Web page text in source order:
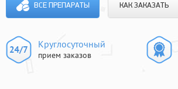
ВСЕ ПРЕПАРАТЫ КАК ЗАКАЗАТЬ
Круглосуточный
прием заказов